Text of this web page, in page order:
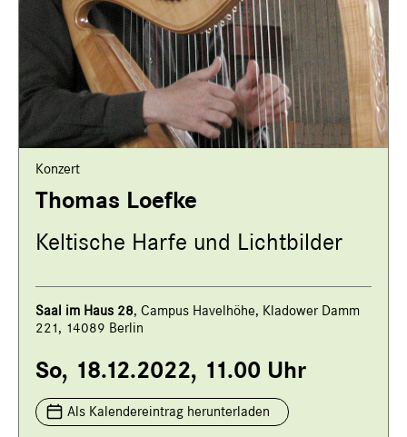
Konzert
Thomas Loefke
Keltische Harfe und Lichtbilder
Saal im Haus 28, Campus Havelhöhe, Kladower Damm
221, 14089 Berlin
So, 18.12.2022, 11.00 Uhr
Als Kalendereintrag herunterladen